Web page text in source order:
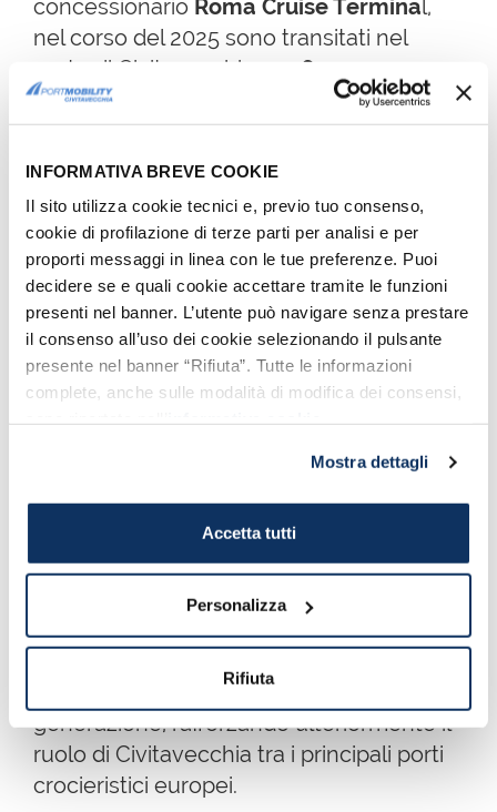
INFORMATIVA BREVE COOKIE
Il sito utilizza cookie tecnici e, previo tuo consenso,
cookie di profilazione di terze parti per analisi e per
proporti messaggi in linea con le tue preferenze. Puoi
decidere se e quali cookie accettare tramite le funzioni
presenti nel banner. L’utente può navigare senza prestare
il consenso all’uso dei cookie selezionando il pulsante
presente nel banner “Rifiuta”. Tutte le informazioni
complete, anche sulle modalità di modifica dei consensi,
Mostra dettagli
Accetta tutti
Personalizza
Rifiuta
concessionario Roma Cruise Terminal,
nel corso del 2025 sono transitati nel
porto di Civitavecchia
3.556.559
passeggeri crocieristici
aumento del
2,81% rispetto al 2024(3.459.184).
In particolare:
i passeggeri in transito sono stati
1.829.701, con una crescita del 5,40%
rispetto al 2024 (1.736.032);
i passeggeri imbarcanti e sbarcanti
(turnaround) hanno raggiunto quota
1.726.858, in aumento di circa l’1%
rispetto all’anno precedente;
il numero di scali è salito a 862, con
un incremento del 2,5% rispetto agli
Nel 2025 si è inoltre registrato un
andamento positivo delle attività di carico
merci e provviste di bordo, a supporto
delle navi da crociera, e l’inaugurazione
grado di accogliere le grandi navi di ultima
generazione, rafforzando ulteriormente il
ruolo di Civitavecchia tra i principali porti
crocieristici europei.